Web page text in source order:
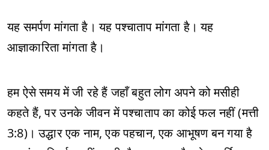
यह समर्पण मांगता है। यह पश्चाताप मांगता है। यह
आज्ञाकारिता मांगता है।
हम ऐसे समय में जी रहे हैं जहाँ बहुत लोग अपने को मसीही
कहते हैं, पर उनके जीवन में पश्चाताप का कोई फल नहीं (मत्ती
3:8)। उद्धार एक नाम, एक पहचान, एक आभूषण बन गया है